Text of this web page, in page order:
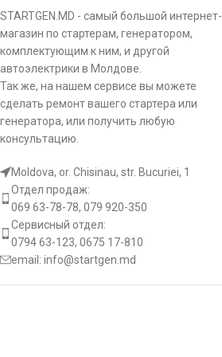
[:]
STARTGEN.MD - самый большой интернет-
магазин по стартерам, генератором,
комплектующим к ним, и другой
автоэлектрики в Молдове.
Так же, на нашем сервисе вы можете
сделать ремонт вашего стартера или
генератора, или получить любую
консультацию.
Moldova, or. Chisinau, str. Bucuriei, 1
Отдел продаж:
069 63-78-78, 079 920-350
Сервисный отдел:
0794 63-123, 0675 17-810
email: info@startgen.md